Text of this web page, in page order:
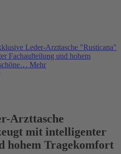
Leder-Arzttasche "Rusticana"
Fachaufteilung und hohem
Mehr
Arzttasche
mit intelligenter
hohem Tragekomfort